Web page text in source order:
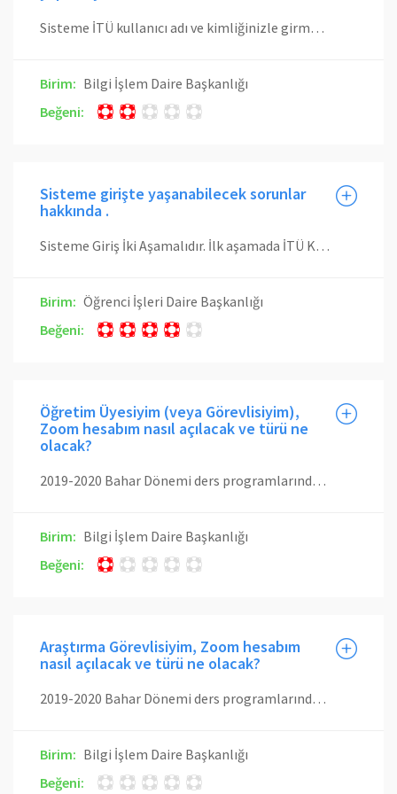
Sisteme İTÜ kullanıcı adı ve kimliğinizle girmelisiniz, şifre ve/veya parolanızı hatalı yazıyor olabilirsiniz. Kullanıcı bilgilerinizden eminseniz Paraolanız Türkçe karakter içeriyor olabilir, parolanızı portal.itu.edu.tr adresinden değiştirerek tekrar giriş yapmayı deneyiniz.
Birim: Bilgi İşlem Daire Başkanlığı
Beğeni:
Sisteme girişte yaşanabilecek sorunlar
hakkında .
Sisteme Giriş İki Aşamalıdır. İlk aşamada İTÜ Kullanıcı Adı ve Şifre girilecektir. İTÜ Kullanıcı Adı ve Şifrenizi unuttuysanız Bilgi İşlem Daire Başkanlığına başvurmanız gerekmektedir. İkinci aşamada User Id seçilip PIN girilmesi gerekmektedir. PIN'i unuttuysanız aşağıda linki verilen PIN Talep Sayfasından alabilirsiniz. PIN 5 defa yanlış girildiği zaman "Web erişiminiz engellenmiştir." uyarısı verilmektedir. PIN Talep Sayfasından yeni bir PIN aldığınızda engel kaldırılacaktır. Sisteme Giriş için ikinci aşamada istenilen PIN'i unuttuysanız veya web erişiminiz engellendiyse PIN Talep Sayfasından yeni bir PIN alabilirsiniz. http://www.sis.itu.edu.tr/EkYazilimlar/PinTalep/ Veya Öğrenci İşleri Daire Başkanlığı'na gelip " Pin İşlemleri" Sıra numarası alıp Geçerli kimlik kartınızla beraber PIN değişikliği ve sorunlarınızı düzenletebilirsiniz
Birim: Öğrenci İşleri Daire Başkanlığı
Beğeni:
Öğretim Üyesiyim (veya Görevlisiyim),
Zoom hesabım nasıl açılacak ve türü ne
olacak?
2019-2020 Bahar Dönemi ders programlarında ilan edilmiş dersleri vermekte olan eğitmenlerimizin Zoom Licenced hesapları otomatik olarak oluşturulmuştur. Öğretim üyesi veya görevlisi olarak üzerinizde uzaktan eğitim ile verilecek bir ders görünmekte ise Licensed Zoom hesabınız otomatik oluşturulmuştur. Otomatik yapılan bu işlemin onaylanması için Zoom tarafından size bir aktivasyon e-postası gönderilmiştir. Aktivasyon e-postanız gelmediyse veya 24 saatlik süresi dolmuş ise, tekrar aktivasyon e-postası gönderilmesi için yardım bileti oluşturabilirsiniz. Öğretim üyesi veya görevlisi olarak üzerinizde uzaktan eğitim ile verilecek bir ders yoksa ise Zoom Basic hesabınızı kendiniz açmalısınız. Henüz Zoom tarafında İTÜ/Giriş entegrasyon çalışmalarına ilişkin işlemler onaylanmadığı için Zoom sistemine girmek için öncelikle Zoom sitesinden Sign Up diyerek kayıt olmalısınız. Kayıt olurken İTÜ uzantılı e-posta adresinizi kullanmanız gerekmektedir. Kayıt sırasında belirleyceğiniz şifrenin İTÜ hesabınızın şifresi ile aynı olmamasına dikkat ediniz. Bu adımlardan sonra hesabınız Basic hesap türü ile açılacaktır.
Birim: Bilgi İşlem Daire Başkanlığı
Beğeni:
Araştırma Görevlisiyim, Zoom hesabım
nasıl açılacak ve türü ne olacak?
2019-2020 Bahar Dönemi ders programlarında ilan edilmiş dersleri vermekte olan eğitmenlerimizin Zoom Licenced hesapları otomatik olarak oluşturulmuştur. Araştırma Görevlisi olarak ders programında üzerinizde ders görünmekte ise Licensed Zoom hesabınız otomatik oluşturulmuştur. Üzerinizde herhangi bir ders yoksa, sadece ders yardımcılığı görevleriniz bulunmakta ise Zoom hesabınızı kendiniz açmalısınız. Henüz Zoom tarafında İTÜ/Giriş entegrasyon çalışmalarına ilişkin işlemler onaylanmadığı için Zoom sistemine girmek için öncelikle Zoom sitesinden Sign Up diyerek kayıt olmalısınız. Kayıt olurken İTÜ uzantılı e-posta adresinizi kullanmanız gerekmektedir. Kayıt sırasında belirleyceğiniz şifrenin İTÜ hesabınızın şifresi ile aynı olmamasına dikkat ediniz. Bu adımlardan sonra hesabınız Basic hesap türü ile açılacaktır. Yardımcısı olduğunuz dersler için dersin eğitmeni tarafından bir uzaktan eğitim oturumu oluşturulduğunda bir e-posta ve bildirim alacaksını. Uygulama saatlerinde Zoom üzerinde canlı ders verebilmek için bu e-posta ya da bildirimdeki bağlantıyı takip ederek Zoom uygulaması üzerinden ders katılım sağlamalısınız. Sonrasında dersin eğitmeni sizi yardımcı ev sahibi (co-host) olarak atayacak ve ders vermek üzere yetkilere sahip olacaksınız. Dersin eğitmeni (host) olarak toplantıyı terk ederse otomatik olarak ev sahibi siz olacaksınız.
Birim: Bilgi İşlem Daire Başkanlığı
Beğeni: